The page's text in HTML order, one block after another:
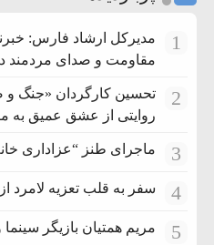
1
مدیرکل ارشاد فارس:
مقاومت و صدای مردمند
2
تحسین کارگردان «جنگ و
روایتی از عشق عمیق به
3 ماجرای طنز “عزاداری
4 سفر به قلب تعزیه لامرد از نگاه ۱۳
5 مریم همتیان بازیگر